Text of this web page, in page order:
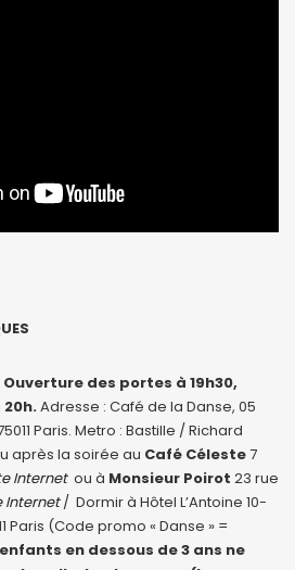
des portes à 19h30,
Adresse : Café de la Danse, 05
Paris. Metro : Bastille / Richard
après la soirée au Café Céleste7
Internetou à Monsieur Poirot 23 rue
Internet/ Dormir à Hôtel L’Antoine 10-
Paris (Code promo « Danse » =
en dessous de 3 ans ne